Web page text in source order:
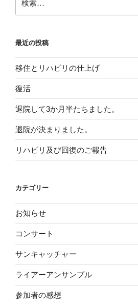
索:
最近の投稿
移住とリハビリの仕上げ
復活
退院して3か月半たちました。
退院が決まりました。
リハビリ及び回復のご報告
カテゴリー
お知らせ
コンサート
サンキャッチャー
ライアーアンサンブル
参加者の感想